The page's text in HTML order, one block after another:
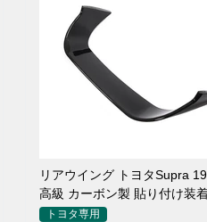
リアウイング トヨタSupra 19-21年式
高級 カーボン製 貼り付け装
トヨタ専用